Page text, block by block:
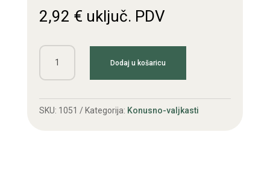
2,92 € uključ. PDV
Ležaj
30204
(Poljska)
količina
Dodaj u košaricu
SKU: 1051 Kategorija: Konusno-valjkasti